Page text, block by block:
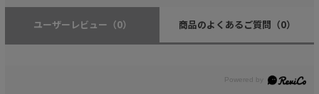
ユーザーレビュー （0） 商品のよくあるご質問 （0）